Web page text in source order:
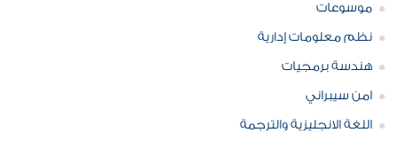
موسوعات
نظم معلومات إدارية
هندسة برمجيات
امن سيبراني
اللغة الانجليزية والترجمة